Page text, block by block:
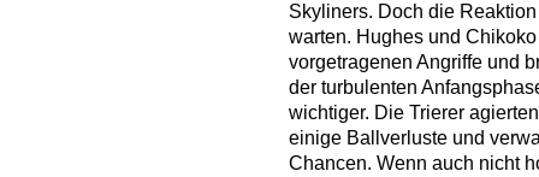
Skyliners. Doch die
warten. Hughes und
vorgetragenen Angriffe und
der turbulenten
wichtiger. Die Trierer
einige Ballverluste und
Chancen. Wenn auch nicht